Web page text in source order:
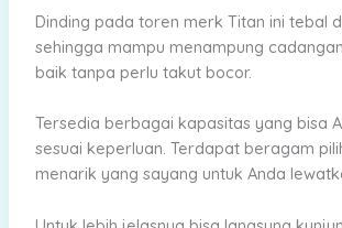
Dinding pada toren merk Titan ini tebal
sehingga mampu menampung
baik tanpa perlu takut bocor.
Tersedia berbagai kapasitas yang bisa
sesuai keperluan. Terdapat beragam
menarik yang sayang untuk Anda